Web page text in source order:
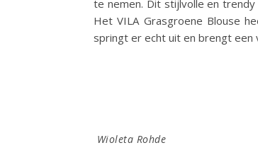
te nemen. Dit stijlvolle en
Het VILA Grasgroene Blouse
springt er echt uit en brengt
Wioleta Rohde